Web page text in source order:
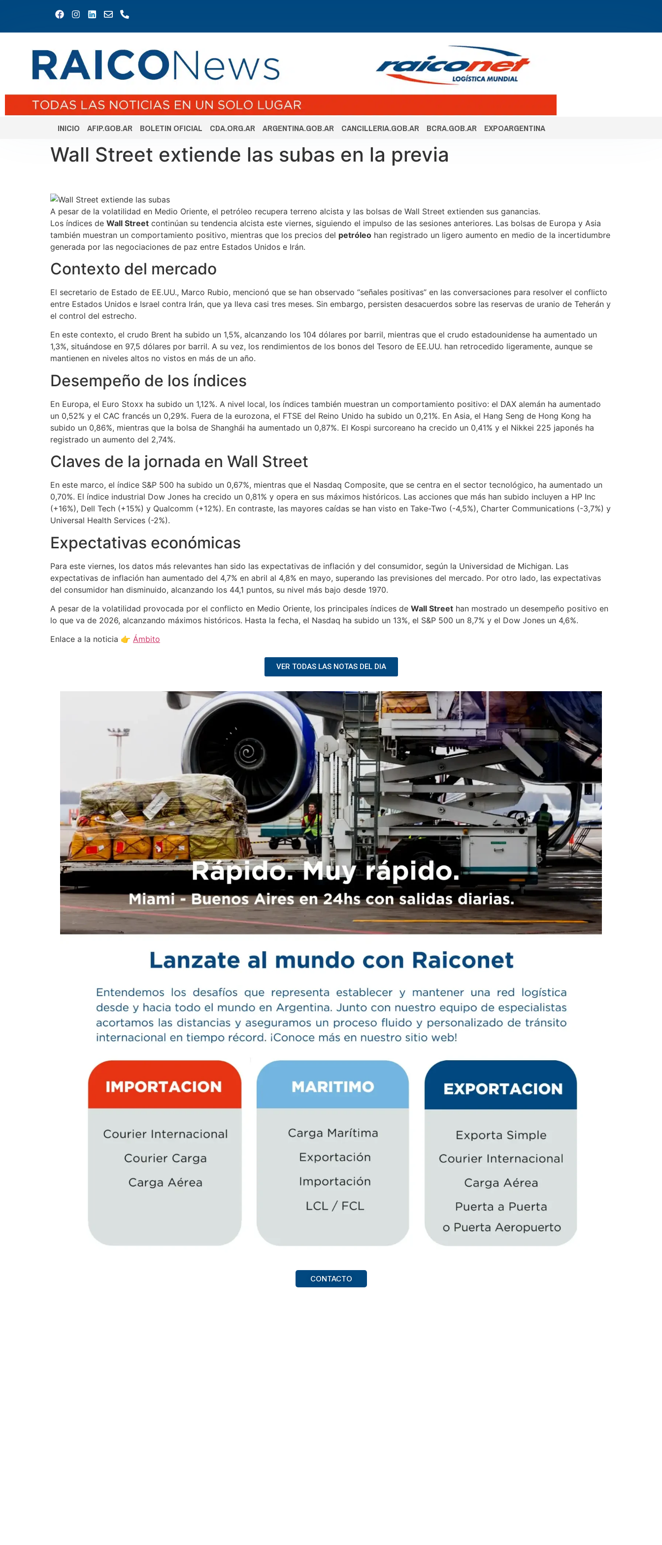
INICIO AFIP.GOB.AR BOLETIN OFICIAL CDA.ORG.AR ARGENTINA.GOB.AR CANCILLERIA.GOB.AR BCRA.GOB.AR EXPOARGENTINA
Wall Street extiende las subas en la previa
A pesar de la volatilidad en Medio Oriente, el petróleo recupera terreno alcista y las bolsas de Wall Street extienden sus ganancias.
Los índices de Wall Street continúan su tendencia alcista este viernes, siguiendo el impulso de las sesiones anteriores. Las bolsas de Europa y Asia
también muestran un comportamiento positivo, mientras que los precios del petróleo han registrado un ligero aumento en medio de la incertidumbre
generada por las negociaciones de paz entre Estados Unidos e Irán.
Contexto del mercado
El secretario de Estado de EE.UU., Marco Rubio, mencionó que se han observado “señales positivas” en las conversaciones para resolver el conflicto
entre Estados Unidos e Israel contra Irán, que ya lleva casi tres meses. Sin embargo, persisten desacuerdos sobre las reservas de uranio de Teherán y
el control del estrecho.
En este contexto, el crudo Brent ha subido un 1,5%, alcanzando los 104 dólares por barril, mientras que el crudo estadounidense ha aumentado un
1,3%, situándose en 97,5 dólares por barril. A su vez, los rendimientos de los bonos del Tesoro de EE.UU. han retrocedido ligeramente, aunque se
mantienen en niveles altos no vistos en más de un año.
Desempeño de los índices
En Europa, el Euro Stoxx ha subido un 1,12%. A nivel local, los índices también muestran un comportamiento positivo: el DAX alemán ha aumentado
un 0,52% y el CAC francés un 0,29%. Fuera de la eurozona, el FTSE del Reino Unido ha subido un 0,21%. En Asia, el Hang Seng de Hong Kong ha
subido un 0,86%, mientras que la bolsa de Shanghái ha aumentado un 0,87%. El Kospi surcoreano ha crecido un 0,41% y el Nikkei 225 japonés ha
registrado un aumento del 2,74%.
Claves de la jornada en Wall Street
En este marco, el índice S&P 500 ha subido un 0,67%, mientras que el Nasdaq Composite, que se centra en el sector tecnológico, ha aumentado un
0,70%. El índice industrial Dow Jones ha crecido un 0,81% y opera en sus máximos históricos. Las acciones que más han subido incluyen a HP Inc
(+16%), Dell Tech (+15%) y Qualcomm (+12%). En contraste, las mayores caídas se han visto en Take-Two (-4,5%), Charter Communications (-3,7%) y
Universal Health Services (-2%).
Expectativas económicas
Para este viernes, los datos más relevantes han sido las expectativas de inflación y del consumidor, según la Universidad de Michigan. Las
expectativas de inflación han aumentado del 4,7% en abril al 4,8% en mayo, superando las previsiones del mercado. Por otro lado, las expectativas
del consumidor han disminuido, alcanzando los 44,1 puntos, su nivel más bajo desde 1970.
A pesar de la volatilidad provocada por el conflicto en Medio Oriente, los principales índices de Wall Street han mostrado un desempeño positivo en
lo que va de 2026, alcanzando máximos históricos. Hasta la fecha, el Nasdaq ha subido un 13%, el S&P 500 un 8,7% y el Dow Jones un 4,6%.
Enlace a la noticia 👉 Ámbito
VER TODAS LAS NOTAS DEL DIA
CONTACTO